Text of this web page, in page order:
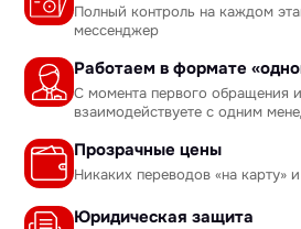
Полный контроль на каждом
мессенджер
Работаем в формате
С момента первого обращения
взаимодействуете с одним
Прозрачные цены
Никаких переводов «на карту»
Юридическая защита